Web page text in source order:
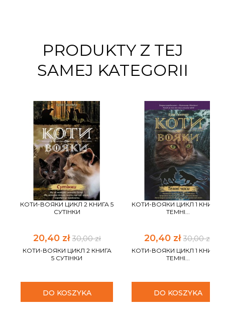
PRODUKTY Z TEJ
SAMEJ KATEGORII
КОТИ-ВОЯКИ ЦИКЛ 2 КНИГА 5
СУТІНКИ
20,40 zł30,00 zł
КОТИ-ВОЯКИ ЦИКЛ 2 КНИГА
5 СУТІНКИ
DO KOSZYKA
КОТИ-ВОЯКИ ЦИКЛ 1 КНИГА 6
ТЕМНІ...
20,40 zł30,00 zł
КОТИ-ВОЯКИ ЦИКЛ 1 КНИГА 6
ТЕМНІ...
DO KOSZYKA